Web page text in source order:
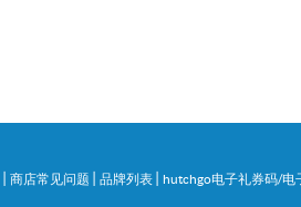
商店常见问题 品牌列表 hutchgo电子礼券码/电